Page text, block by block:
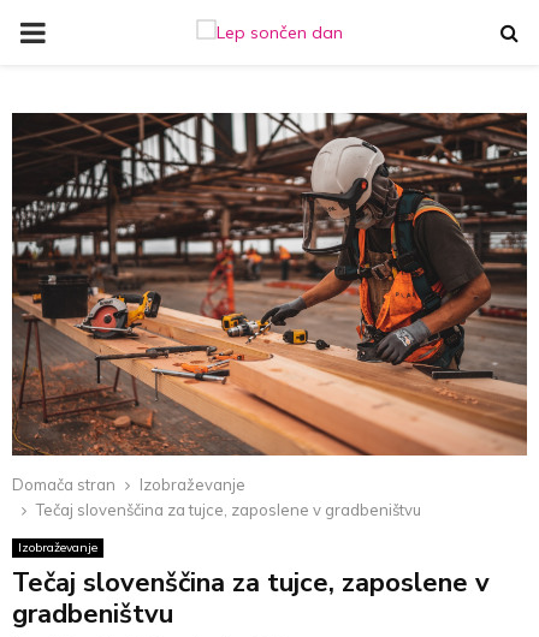
PRIMARY
Domača stran
Izobraževanje
Tečaj slovenščina za tujce, zaposlene v gradbeništvu
Izobraževanje
Tečaj slovenščina za tujce, zaposlene v
gradbeništvu